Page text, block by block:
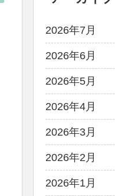
2026年7月
2026年6月
2026年5月
2026年4月
2026年3月
2026年2月
2026年1月